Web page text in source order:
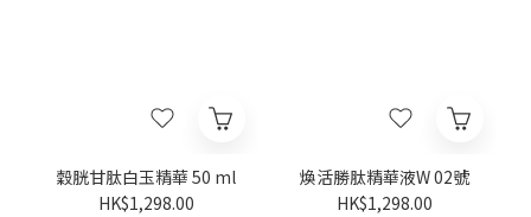
穀胱甘肽白玉精華 50 ml
HK$1,298.00
煥活勝肽精華液W 02號
HK$1,298.00